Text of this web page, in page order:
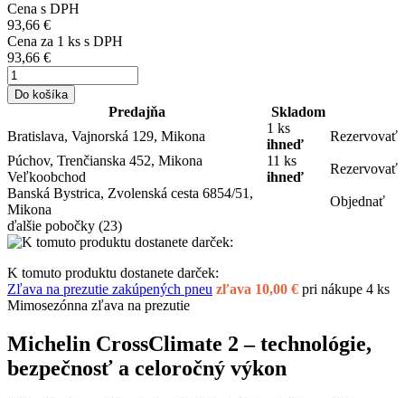
Cena s DPH
93,66 €
Cena za 1 ks s DPH
93,66 €
Do košíka
Predajňa
Skladom
Bratislava, Vajnorská 129, Mikona
1 ks
ihneď
Rezervovať
Púchov, Trenčianska 452, Mikona
Veľkoobchod
11 ks
ihneď
Rezervovať
Banská Bystrica, Zvolenská cesta 6854/51,
Mikona
Objednať
ďalšie pobočky (23)
K tomuto produktu dostanete darček:
Zľava na prezutie zakúpených pneu zľava 10,00 € pri nákupe 4 ks
Mimosezónna zľava na prezutie
Michelin CrossClimate 2 – technológie,
bezpečnosť a celoročný výkon